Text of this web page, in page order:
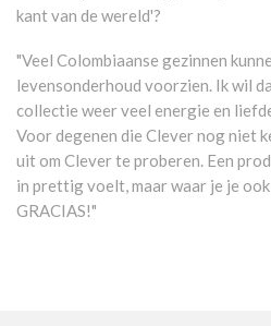
kant van de wereld'?
"Veel Colombiaanse gezinnen
levensonderhoud voorzien. Ik wil
collectie weer veel energie en
Voor degenen die Clever nog niet
uit om Clever te proberen. Een
in prettig voelt, maar waar je je
GRACIAS!"